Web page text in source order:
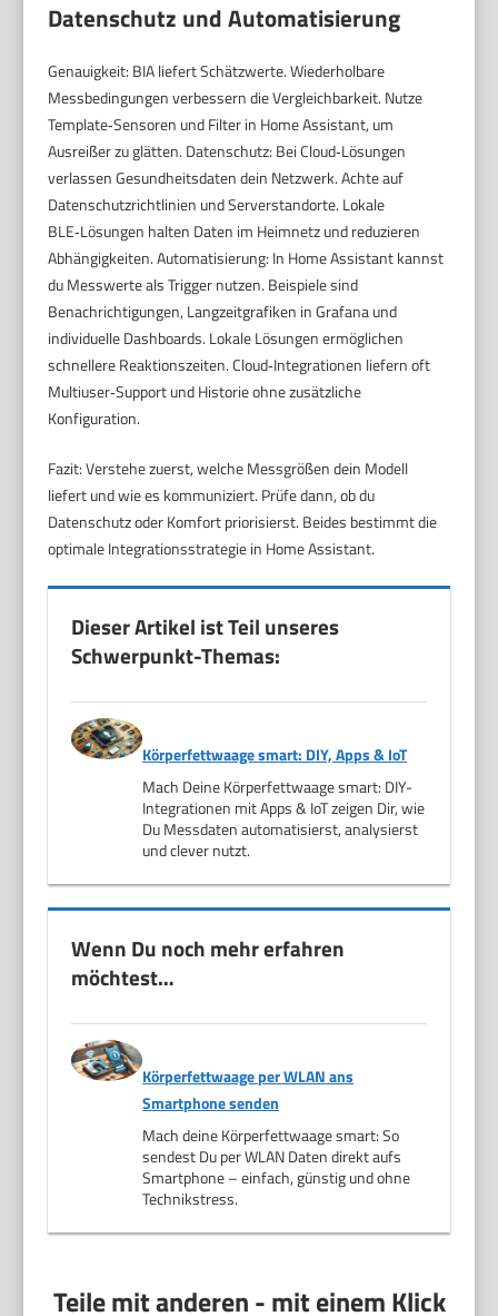
Datenschutz und Automatisierung
Genauigkeit: BIA liefert Schätzwerte. Wiederholbare
Messbedingungen verbessern die Vergleichbarkeit. Nutze
Template‑Sensoren und Filter in Home Assistant, um
Ausreißer zu glätten. Datenschutz: Bei Cloud‑Lösungen
verlassen Gesundheitsdaten dein Netzwerk. Achte auf
Datenschutzrichtlinien und Serverstandorte. Lokale
BLE‑Lösungen halten Daten im Heimnetz und reduzieren
Abhängigkeiten. Automatisierung: In Home Assistant kannst
du Messwerte als Trigger nutzen. Beispiele sind
Benachrichtigungen, Langzeitgrafiken in Grafana und
individuelle Dashboards. Lokale Lösungen ermöglichen
schnellere Reaktionszeiten. Cloud‑Integrationen liefern oft
Multiuser‑Support und Historie ohne zusätzliche
Konfiguration.
Fazit: Verstehe zuerst, welche Messgrößen dein Modell
liefert und wie es kommuniziert. Prüfe dann, ob du
Datenschutz oder Komfort priorisierst. Beides bestimmt die
optimale Integrationsstrategie in Home Assistant.
Dieser Artikel ist Teil unseres
Schwerpunkt-Themas:
Körperfettwaage smart: DIY, Apps & IoT
Mach Deine Körperfettwaage smart: DIY-
Integrationen mit Apps & IoT zeigen Dir, wie
Du Messdaten automatisierst, analysierst
und clever nutzt.
Wenn Du noch mehr erfahren
möchtest…
Körperfettwaage per WLAN ans
Smartphone senden
Mach deine Körperfettwaage smart: So
sendest Du per WLAN Daten direkt aufs
Smartphone – einfach, günstig und ohne
Technikstress.